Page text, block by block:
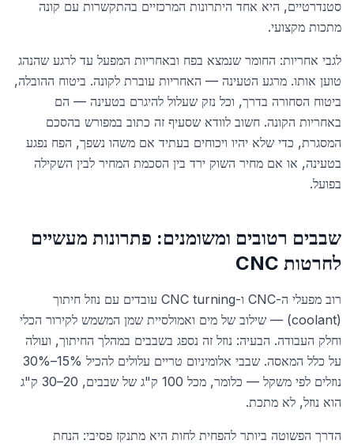
סטנדרטיים, היא אחד היתרונות המרכזיים בהתקשרות עם קונה
מתכות מקצועי.
לגבי אחריות: החומר שנמצא בפח ובאחריות המפעל עד לרגע שהנהג
טוען אותו. מרגע הטעינה — האחריות עוברת לקונה. ביטוח ההובלה,
ביטוח הסחורה בדרך, וכל נזק שעלול להיגרם בטעינה — הם
באחריות הקונה. חשוב לוודא שסעיף זה כתוב במפורש בהסכם
המסגרת, כדי שלא יהיו ויכוחים בעתיד אם משהו נשפך, הפח נפגע
בטעינה, או אם מחיר השוק ירד בין הסכמת המחיר לבין השקילה
בפועל.
שבבים רטובים ומשומנים: פתרונות מעשיים
לחרטות CNC
רוב מפעלי ה-CNC ו-CNC turning עובדים עם נוזל חיתוך
(coolant) — שילוב של מים ואמולסיית שמן המשמש לקירור הכלי
וחלק העבודה. הבעיה: נוזל זה נספג בשבבים במהלך החיתוך, ועולה
על כלל המאסה. שבבי אלומיניום טריים עלולים להכיל 15%–30%
נוזלים לפי משקל — כלומר, מכל 100 ק"ג של שבבים, 20–30 ק"ג
הוא נוזל, לא מתכת.
הדרך הפשוטה ביותר להפחית לחות היא מתנקז פסיבי: הנחת